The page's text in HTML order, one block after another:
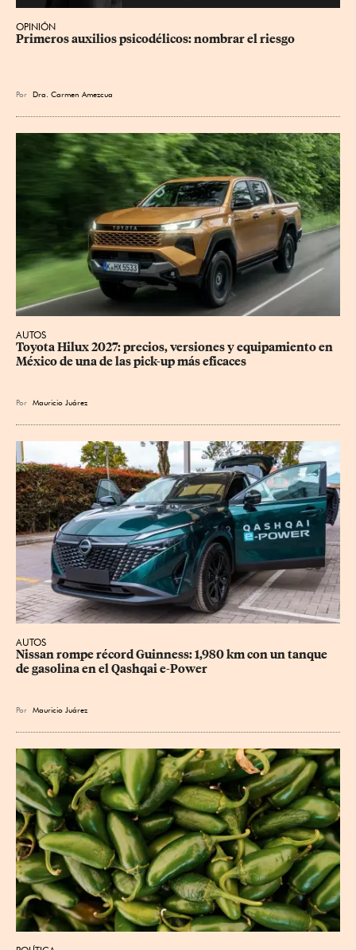
OPINIÓN
Primeros auxilios psicodélicos: nombrar el riesgo
Por Dra. Carmen Amezcua
AUTOS
Toyota Hilux 2027: precios, versiones y equipamiento en
México de una de las pick-up más eficaces
Por Mauricio Juárez
AUTOS
Nissan rompe récord Guinness: 1,980 km con un tanque
de gasolina en el Qashqai e-Power
Por Mauricio Juárez